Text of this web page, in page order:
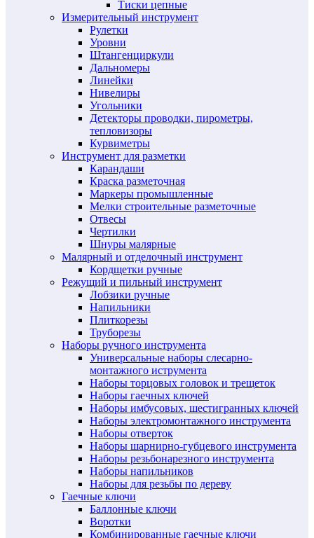
Тиски цепные
Измерительный инструмент
Рулетки
Уровни
Штангенциркули
Дальномеры
Линейки
Нивелиры
Угольники
Детекторы проводки, пирометры,
тепловизоры
Курвиметры
Инструмент для разметки
Карандаши
Краска разметочная
Маркеры промышленные
Мелки строительные разметочные
Отвесы
Чертилки
Шнуры малярные
Малярный и отделочный инструмент
Кордщетки ручные
Режущий и пильный инструмент
Лобзики ручные
Напильники
Плиткорезы
Труборезы
Наборы ручного инструмента
Универсальные наборы слесарно-
монтажного иструмента
Наборы торцовых головок и трещеток
Наборы гаечных ключей
Наборы имбусовых, шестигранных ключей
Наборы электромонтажного инструмента
Наборы отверток
Наборы шарнирно-губцевого инструмента
Наборы резьбонарезного инструмента
Наборы напильников
Наборы для резьбы по дереву
Гаечные ключи
Баллонные ключи
Воротки
Комбинированные гаечные ключи